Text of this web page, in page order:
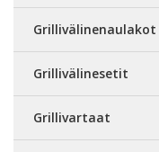
Grillivälinenaulakot
Grillivälinesetit
Grillivartaat